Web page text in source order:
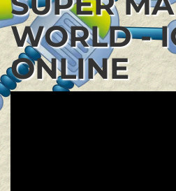
WORLD -
ONLINE